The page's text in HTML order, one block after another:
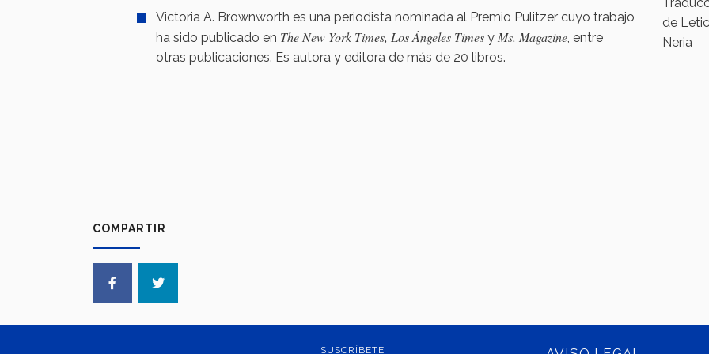
Victoria A. Brownworth es una periodista nominada al Premio Pulitzer cuyo trabajo
ha sido publicado en The New York Times, Los Ángeles Times y Ms. Magazine, entre
otras publicaciones. Es autora y editora de más de 20 libros.
de
Neria
COMPARTIR
SUSCRÍBETE